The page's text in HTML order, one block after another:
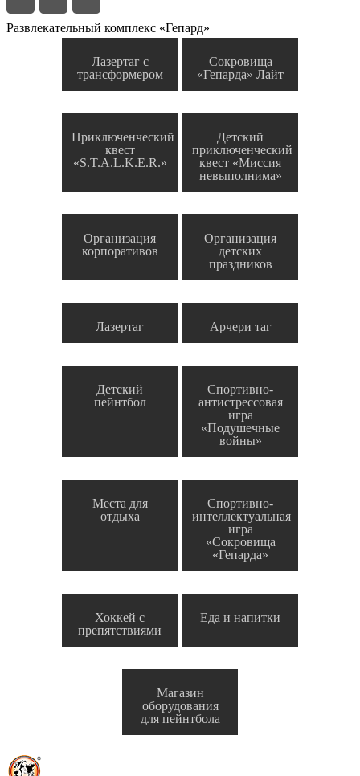
Развлекательный комплекс «Гепард»
Лазертаг с
трансформером
Сокровища
«Гепарда» Лайт
Приключенческий
квест
«S.T.A.L.K.E.R.»
Детский
приключенческий
квест «Миссия
невыполнима»
Организация
корпоративов
Организация
детских
праздников
Лазертаг Арчери таг
Детский
пейнтбол
Спортивно-
антистрессовая
игра
«Подушечные
войны»
Места для
отдыха
Спортивно-
интеллектуальная
игра
«Сокровища
«Гепарда»
Хоккей с
препятствиями
Еда и напитки
Магазин
оборудования
для пейнтбола